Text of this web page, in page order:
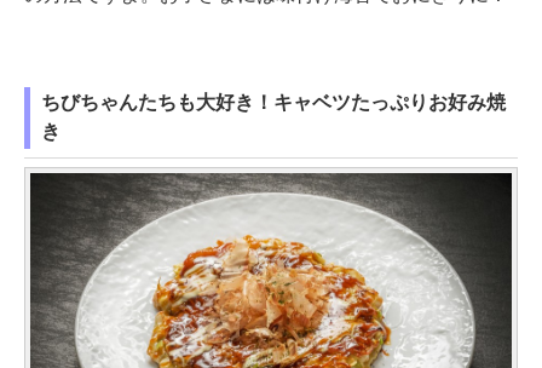
ちびちゃんたちも大好き！キャベツたっぷりお好み焼
き